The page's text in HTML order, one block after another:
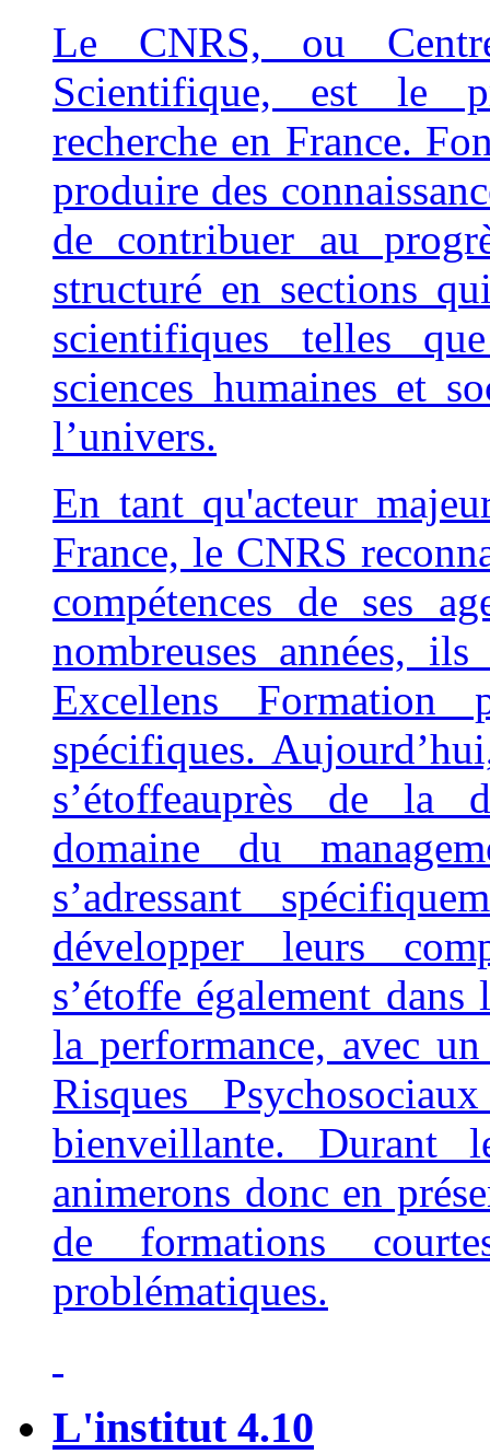
Le CNRS, ou
Scientifique, est le
recherche en France.
produire des
de contribuer au
structuré en sections
scientifiques telles
sciences humaines et
l’univers.
En tant qu'acteur
France, le CNRS
compétences de ses
nombreuses années,
Excellens Formation
spécifiques.
s’étoffeauprès de la
domaine du
s’adressant
développer leurs
s’étoffe également
la performance, avec
Risques
bienveillante. Durant
animerons donc en
de formations
problématiques.
L'institut 4.10